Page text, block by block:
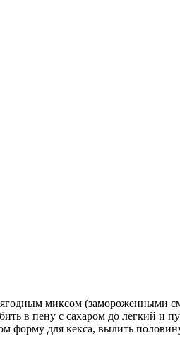
ягодным миксом
в пену с сахаром до легкий
форму для кекса, вылить